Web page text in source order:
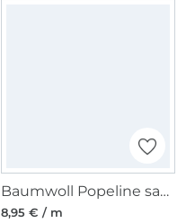
Baumwoll Popeline sand
8,95 € / m